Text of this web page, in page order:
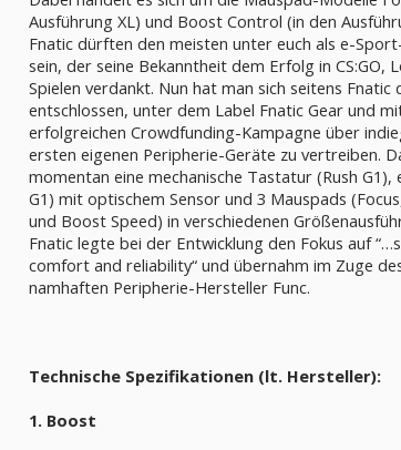
Ausführung XL) und Boost Control (in den
Fnatic dürften den meisten unter euch als e-
sein, der seine Bekanntheit dem Erfolg in CS:GO,
Spielen verdankt. Nun hat man sich seitens Fnatic
entschlossen, unter dem Label Fnatic Gear und
erfolgreichen Crowdfunding-Kampagne über
ersten eigenen Peripherie-Geräte zu vertreiben.
momentan eine mechanische Tastatur (Rush G1),
G1) mit optischem Sensor und 3 Mauspads
und Boost Speed) in verschiedenen
Fnatic legte bei der Entwicklung den Fokus auf
comfort and reliability“ und übernahm im Zuge
namhaften Peripherie-Hersteller Func.
Technische Spezifikationen (lt. Hersteller):
1. Boost